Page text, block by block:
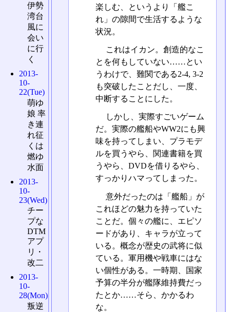
楽しむ、というより「艦こ
れ」の隙間で生活するような
状況。
これはイカン。創造的なこ
とを何もしていない……とい
うわけで、難関である2-4, 3-2
も突破したことだし、一度、
中断することにした。
しかし、実際すごいゲーム
だ。実際の艦船やWW2にも興
味を持ってしまい、プラモデ
ルを買うやら、関連書籍を買
うやら、DVDを借りるやら、
すっかりハマってしまった。
意外だったのは「艦船」が
これほどの魅力を持っていた
ことだ。個々の艦に、エピソ
ードがあり、キャラが立って
いる。概念が歴史の武将に似
ている。軍用機や戦車にはな
い個性がある。一時期、国家
予算の半分が艦隊維持費だっ
たとか……そら、かかるわ
な。
伊勢
湾台
風に
会い
に行
く
2013-
10-
22(Tue)
萌ゆ
娘 率
き連
れ征
くは
燃ゆ
水面
2013-
10-
23(Wed)
チー
プな
DTM
アプ
リ・
改二
2013-
10-
28(Mon)
叛逆